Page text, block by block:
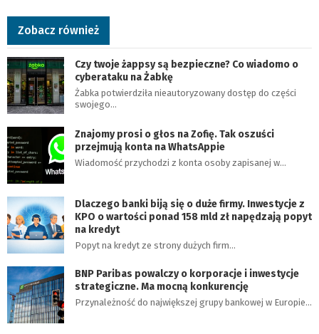
Zobacz również
Czy twoje żappsy są bezpieczne? Co wiadomo o
cyberataku na Żabkę
Żabka potwierdziła nieautoryzowany dostęp do części
swojego…
Znajomy prosi o głos na Zofię. Tak oszuści
przejmują konta na WhatsAppie
Wiadomość przychodzi z konta osoby zapisanej w…
Dlaczego banki biją się o duże firmy. Inwestycje z
KPO o wartości ponad 158 mld zł napędzają popyt
na kredyt
Popyt na kredyt ze strony dużych firm…
BNP Paribas powalczy o korporacje i inwestycje
strategiczne. Ma mocną konkurencję
Przynależność do największej grupy bankowej w Europie…